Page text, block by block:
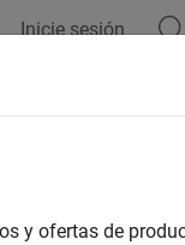
Inicie sesión
de punto fijo
y ofertas de